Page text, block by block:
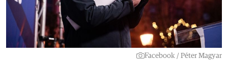
Facebook / Péter Magyar